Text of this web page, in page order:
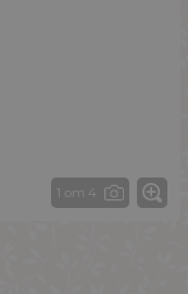
1 от 4